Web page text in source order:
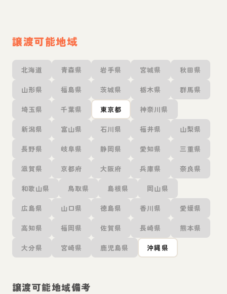
譲渡可能地域
北海道 青森県 岩手県 宮城県 秋田県
山形県 福島県 茨城県 栃木県 群馬県
埼玉県 千葉県 東京都 神奈川県
新潟県 富山県 石川県 福井県 山梨県
長野県 岐阜県 静岡県 愛知県 三重県
滋賀県 京都府 大阪府 兵庫県 奈良県
和歌山県 鳥取県 島根県 岡山県
広島県 山口県 徳島県 香川県 愛媛県
高知県 福岡県 佐賀県 長崎県 熊本県
大分県 宮崎県 鹿児島県 沖縄県
譲渡可能地域備考